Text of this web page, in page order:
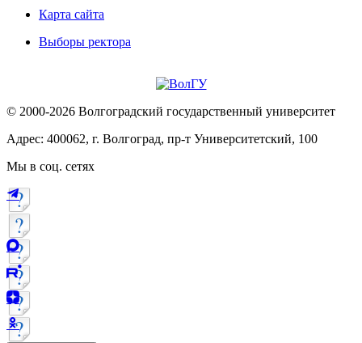
Карта сайта
Выборы ректора
© 2000-2026 Волгоградский государственный университет
Адрес: 400062, г. Волгоград, пр-т Университетский, 100
Мы в соц. сетях